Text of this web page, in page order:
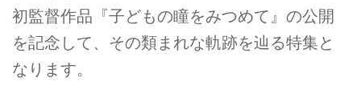
初監督作品『子どもの瞳をみつめて』の公開
を記念して、その類まれな軌跡を辿る特集と
なります。